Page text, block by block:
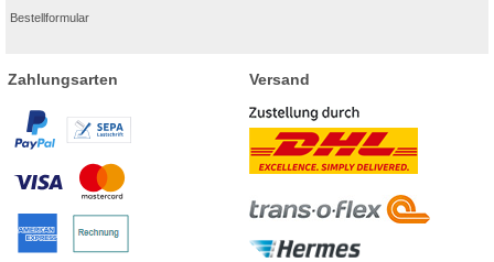
Bestellformular
Zahlungsarten Versand